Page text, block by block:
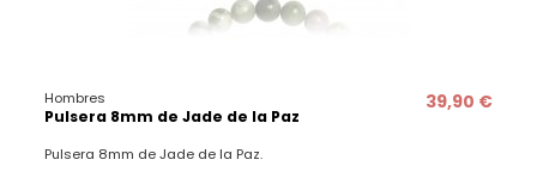
Hombres
Pulsera 8mm de Jade de la Paz
39,90 €
Pulsera 8mm de Jade de la Paz.